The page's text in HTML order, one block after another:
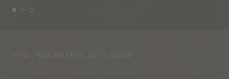
VITALPINA HOTELS ALTO ADIGE